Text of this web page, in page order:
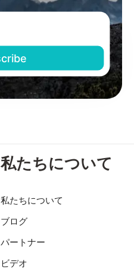
私たちについて
私たちについて
ブログ
パートナー
ビデオ